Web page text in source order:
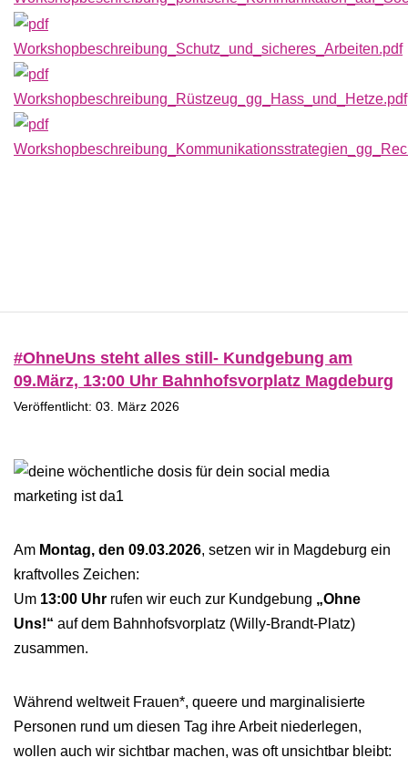
Workshopbeschreibung_Schutz_und_sicheres_Arbeiten.pdf
Workshopbeschreibung_Rüstzeug_gg_Hass_und_Hetze.pdf
#OhneUns steht alles still- Kundgebung am
09.März, 13:00 Uhr Bahnhofsvorplatz Magdeburg
Veröffentlicht: 03. März 2026
Am Montag, den 09.03.2026, setzen wir in Magdeburg ein
kraftvolles Zeichen:
Um 13:00 Uhr rufen wir euch zur Kundgebung „Ohne
Uns!“ auf dem Bahnhofsvorplatz (Willy-Brandt-Platz)
zusammen.
Während weltweit Frauen*, queere und marginalisierte
Personen rund um diesen Tag ihre Arbeit niederlegen,
wollen auch wir sichtbar machen, was oft unsichtbar bleibt: